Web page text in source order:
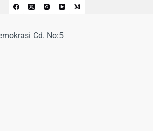
Cd. No:5